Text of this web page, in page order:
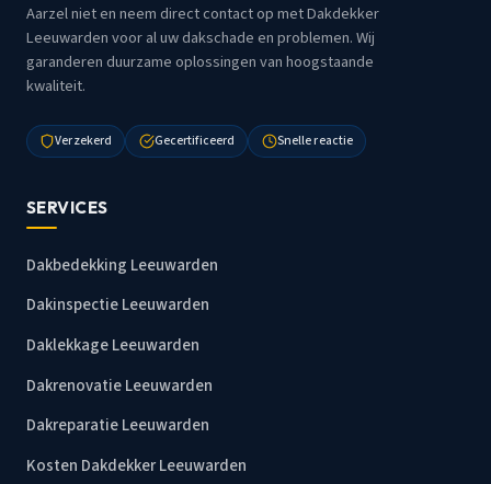
Aarzel niet en neem direct contact op met Dakdekker
Leeuwarden voor al uw dakschade en problemen. Wij
garanderen duurzame oplossingen van hoogstaande
kwaliteit.
Verzekerd Gecertificeerd Snelle reactie
SERVICES
Dakbedekking Leeuwarden
Dakinspectie Leeuwarden
Daklekkage Leeuwarden
Dakrenovatie Leeuwarden
Dakreparatie Leeuwarden
Kosten Dakdekker Leeuwarden